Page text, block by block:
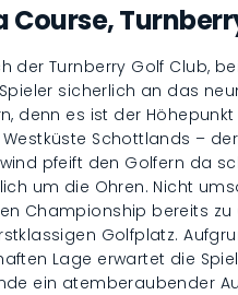
Course,
der Turnberry Golf Club,
sicherlich an das
denn es ist der
Schottlands –
pfeift den Golfern da
um die Ohren. Nicht
Championship bereits zu
Golfplatz.
Lage erwartet die
ein atemberaubender